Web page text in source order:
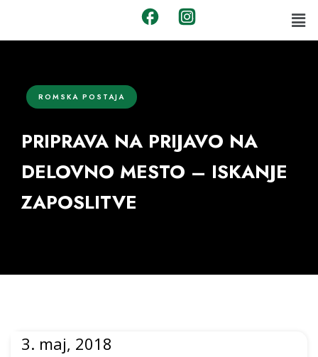
ROMSKA POSTAJA
PRIPRAVA NA PRIJAVO NA
DELOVNO MESTO – ISKANJE
ZAPOSLITVE
3. maj, 2018